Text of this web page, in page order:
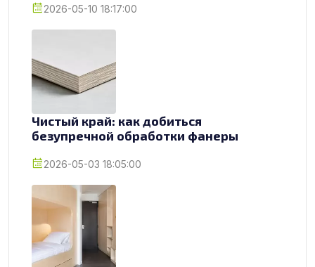
2026-05-10 18:17:00
Чистый край: как добиться
безупречной обработки фанеры
2026-05-03 18:05:00